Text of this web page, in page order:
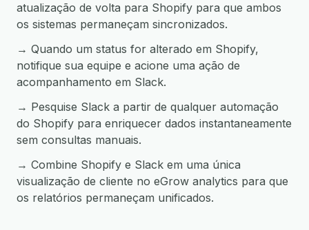
atualização de volta para Shopify para que ambos
os sistemas permaneçam sincronizados.
→ Quando um status for alterado em Shopify,
notifique sua equipe e acione uma ação de
acompanhamento em Slack.
→ Pesquise Slack a partir de qualquer automação
do Shopify para enriquecer dados instantaneamente
sem consultas manuais.
→ Combine Shopify e Slack em uma única
visualização de cliente no eGrow analytics para que
os relatórios permaneçam unificados.